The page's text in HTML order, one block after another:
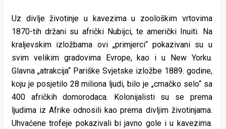
Uz divlje životinje u kavezima u zoološkim vrtovima
1870-tih držani su afrički Nubijci, te američki Inuiti. Na
kraljevskim izložbama ovi „primjerci“ pokazivani su u
svim velikim gradovima Evrope, kao i u New Yorku.
Glavna „atrakcija“ Pariške Svjetske izložbe 1889. godine,
koju je posjetilo 28 miliona ljudi, bilo je „crnačko selo“ sa
400 afričkih domorodaca. Kolonijalisti su se prema
ljudima iz Afrike odnosili kao prema divljim životinjama.
Uhvaćene trofeje pokazivali bi javno gole i u kavezima.